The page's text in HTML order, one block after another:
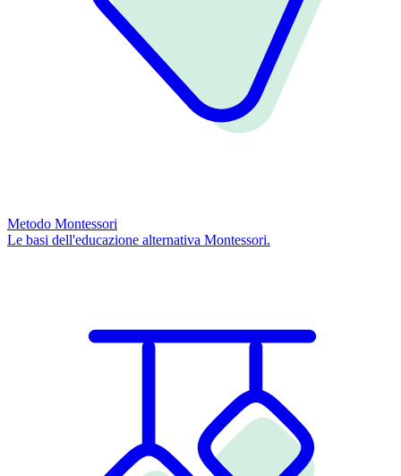
Metodo Montessori
Le basi dell'educazione alternativa Montessori.